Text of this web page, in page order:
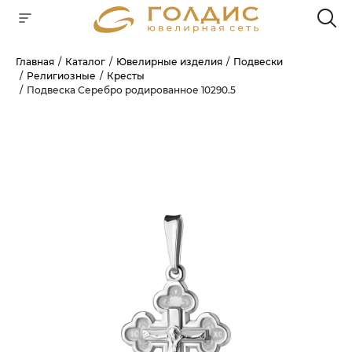
Главная Каталог Ювелирные изделия
Подвески
Религиозные
Кресты
Подвеска Серебро родированное 10290.5
Для клиентов всех банков
ГРАФИК ПЛАТЕЖЕЙ